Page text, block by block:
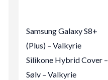
Samsung Galaxy S8+
(Plus) – Valkyrie
Silikone Hybrid Cover –
Sølv – Valkyrie